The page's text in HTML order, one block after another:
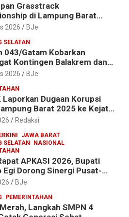
Grasstrack
di Lampung Barat
Dihadiri Ribuan Penonton; Ini
2026 BJe
SELATAN
043/Gatam Kobarkan
Kontingen Balakrem dan
TWEJ di Pembukaan
Inten
2026 BJe
Laporkan Dugaan Korupsi
Barat 2025 ke Kejati
Soroti Proyek Jalan
Redaksi
JAWA BARAT
SELATAN
NASIONAL
APKASI 2026, Bupati
Egi Dorong Sinergi Pusat-
Percepat
BJe
PEMERINTAHAN
Langkah SMPN 4